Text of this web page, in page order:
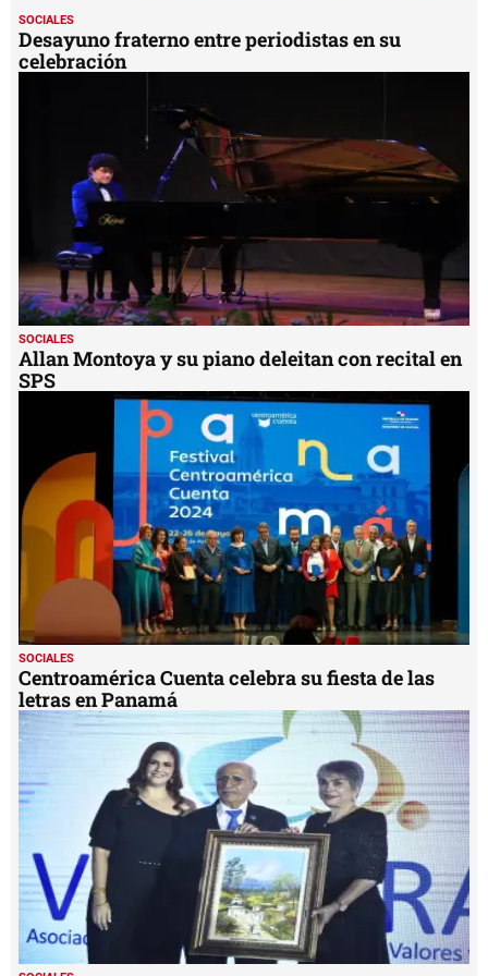
SOCIALES
Desayuno fraterno entre periodistas en su
celebración
SOCIALES
Allan Montoya y su piano deleitan con recital en
SPS
SOCIALES
Centroamérica Cuenta celebra su fiesta de las
letras en Panamá